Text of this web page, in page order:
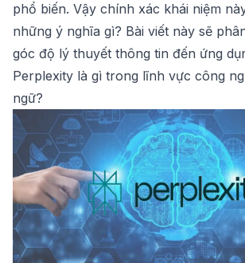
phổ biến. Vậy chính xác khái niệm
những ý nghĩa gì? Bài viết này sẽ
góc độ lý thuyết thông tin đến ứng
Perplexity là gì trong lĩnh vực công
ngữ?